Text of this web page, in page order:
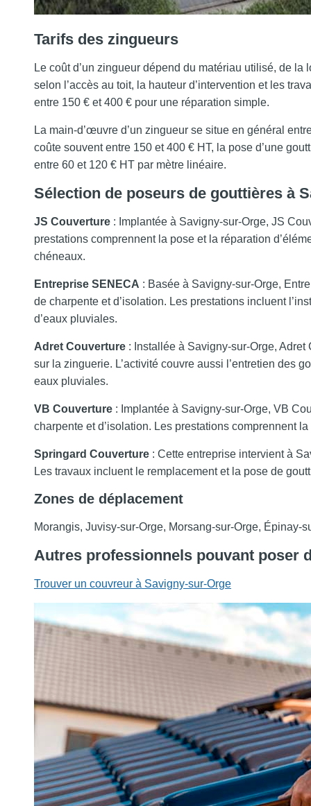
Tarifs des zingueurs
Le coût d’un zingueur dépend du matériau utilisé, de
selon l’accès au toit, la hauteur d’intervention et les
entre 150 € et 400 € pour une réparation simple.
La main-d’œuvre d’un zingueur se situe en général
coûte souvent entre 150 et 400 € HT, la pose d’une
entre 60 et 120 € HT par mètre linéaire.
Sélection de poseurs de gouttières à
JS Couverture : Implantée à Savigny-sur-Orge, JS
prestations comprennent la pose et la réparation
chéneaux.
Entreprise SENECA : Basée à Savigny-sur-Orge,
de charpente et d’isolation. Les prestations incluent
d’eaux pluviales.
Adret Couverture : Installée à Savigny-sur-Orge,
sur la zinguerie. L’activité couvre aussi l’entretien des
eaux pluviales.
VB Couverture : Implantée à Savigny-sur-Orge, VB
charpente et d’isolation. Les prestations comprennent
Springard Couverture : Cette entreprise intervient à
Les travaux incluent le remplacement et la pose de
Zones de déplacement
Morangis, Juvisy-sur-Orge, Morsang-sur-Orge, Épinay-
Autres professionnels pouvant poser
Trouver un couvreur à Savigny-sur-Orge